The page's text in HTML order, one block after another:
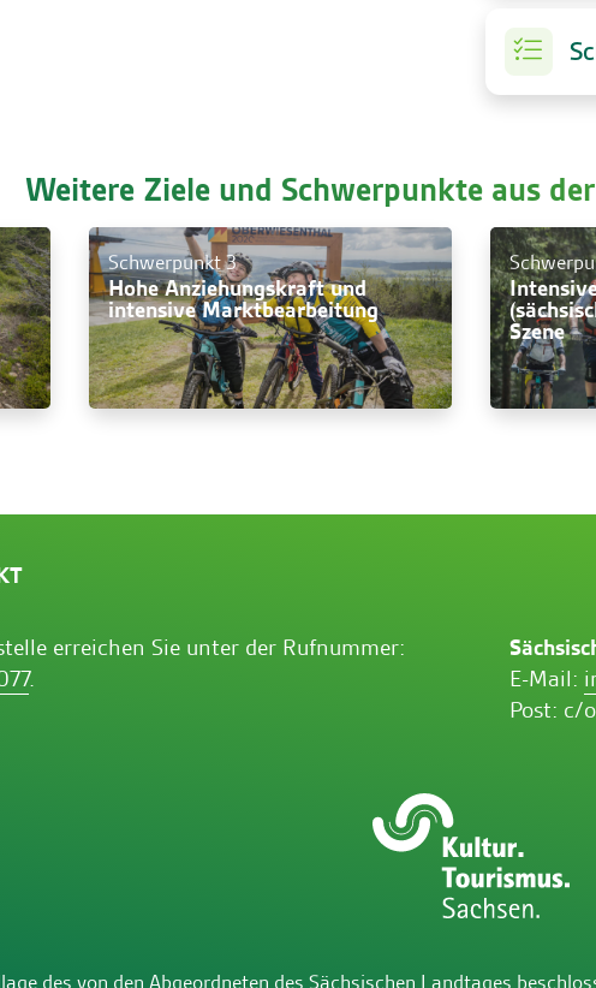
Weitere Ziele und Schwerpunkte aus der
Schwerpunkt 3
Hohe Anziehungskraft und
intensive Marktbearbeitung
Szene
erreichen Sie unter der Rufnummer:
.
E-Mail:
Post: c/
des von den Abgeordneten des Sächsischen Landtages